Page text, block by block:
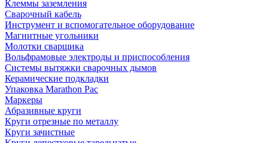
Клеммы заземления
Сварочный кабель
Инструмент и вспомогательное оборудование
Магнитные угольники
Молотки сварщика
Вольфрамовые электроды и приспособления
Системы вытяжки сварочных дымов
Керамические подкладки
Упаковка Marathon Pac
Маркеры
Абразивные круги
Круги отрезные по металлу
Круги зачистные